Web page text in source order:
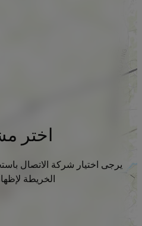
اختر
يرجى اختيار شركة الاتصال
الخريطة